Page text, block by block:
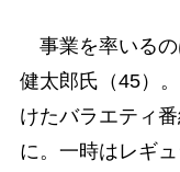
事業を率いるの
健太郎氏（45）
けたバラエティ
に。一時はレギ